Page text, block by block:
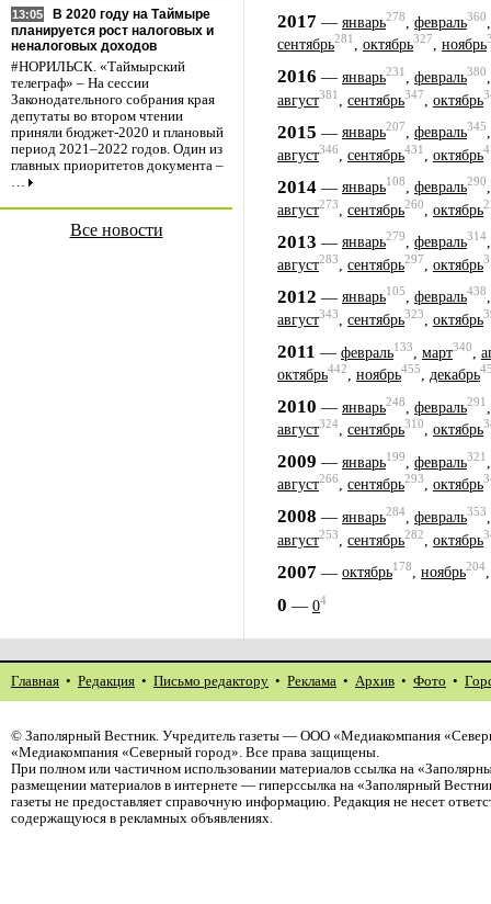
13:05
В 2020 году на Таймыре
планируется рост налоговых и
неналоговых доходов
#НОРИЛЬСК. «Таймырский
телеграф» – На сессии
Законодательного собрания края
депутаты во втором чтении
приняли бюджет-2020 и плановый
период 2021–2022 годов. Один из
главных приоритетов документа –
…
Все новости
2017 — январь278 февраль360
сентябрь281, октябрь327, ноябрь
2016 — январь231 февраль380
август381 сентябрь347 октябрь
2015 — январь207, февраль345
август346 сентябрь431 октябрь
2014 — январь108, февраль290
август273 сентябрь260 октябрь
2013 — январь279, февраль314
август283 сентябрь297 октябрь
2012 — январь105, февраль438
август343, сентябрь323, октябрь
2011 — февраль133 март340
октябрь442, ноябрь455, декабрь
2010 — январь248 февраль291
август324, сентябрь310, октябрь
2009 — январь199 февраль321
август266, сентябрь293, октябрь
2008 — январь284 февраль353
август253 сентябрь282 октябрь
2007 — октябрь178, ноябрь204
0 — 04
Главная • Редакция • Письмо редактору • Реклама • Архив • Фото •
© Заполярный Вестник. Учредитель газеты — ООО «Медиакомпания
«Медиакомпания «Северный город». Все права защищены.
При полном или частичном использовании материалов ссылка на
размещении материалов в интернете — гиперссылка на «Заполярный
газеты не предоставляет справочную информацию. Редакция не несет
содержащуюся в рекламных объявлениях.